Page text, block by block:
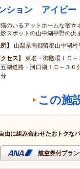
ション アイビー
のいるアットホームな宿☆
スポットの山中湖平野の浜
山梨県南都留郡山中湖
セス
東名・御殿場ＩＣ
湖道路・河口湖ＩＣ～３０
この施
由に組み合わせたおトクな
航空券付プラ